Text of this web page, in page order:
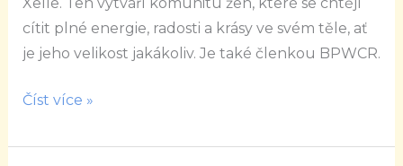
cítit plné energie, radosti a krásy ve svém těle, ať
je jeho velikost jakákoliv. Je také členkou BPWCR.
českém
a
trhu
Chceme
Číst více »